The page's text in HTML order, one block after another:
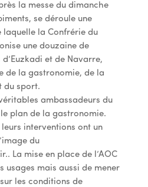
la messe du dimanche
se déroule une
laquelle la Confrérie du
une douzaine de
d’Euzkadi et de Navarre,
de la gastronomie, de la
du sport.
ambassadeurs du
le plan de la gastronomie.
interventions ont un
du
La mise en place de l’AOC
usages mais aussi de mener
les conditions de